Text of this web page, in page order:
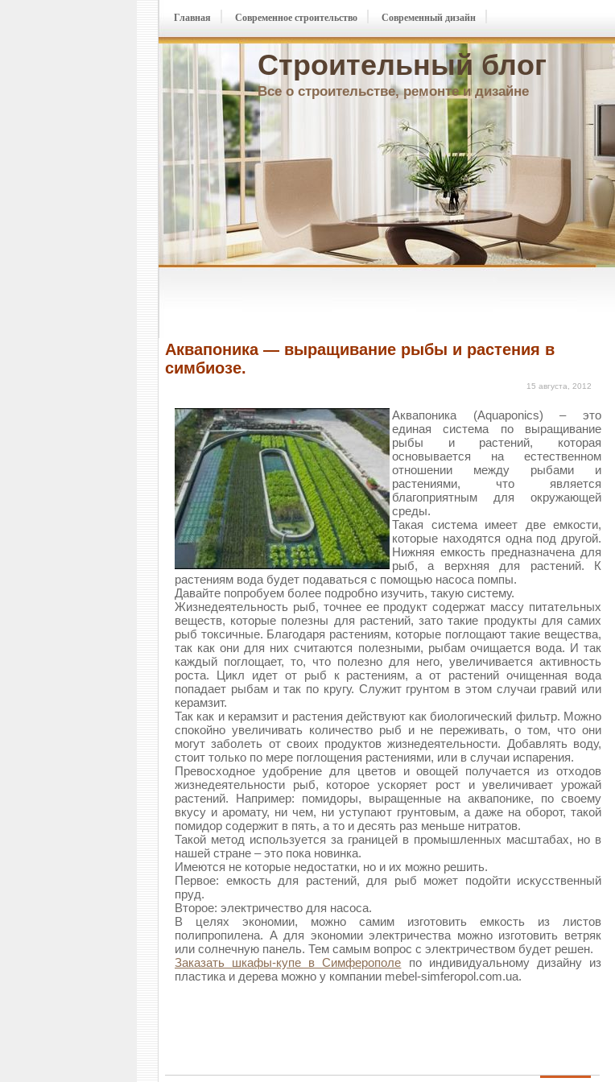
Строительный блог
Все о строительстве, ремонте и дизайне
Главная Современное строительство Современный дизайн
Аквапоника — выращивание рыбы и растения в
симбиозе.
15 августа, 2012
Аквапоника (Aquaponics) – это
единая система по выращивание
рыбы и растений, которая
основывается на естественном
отношении между рыбами и
растениями, что является
благоприятным для окружающей
среды.
Такая система имеет две емкости,
которые находятся одна под другой.
Нижняя емкость предназначена для
рыб, а верхняя для растений. К
растениям вода будет подаваться с помощью насоса помпы.
Давайте попробуем более подробно изучить, такую систему.
Жизнедеятельность рыб, точнее ее продукт содержат массу питательных
веществ, которые полезны для растений, зато такие продукты для самих
рыб токсичные. Благодаря растениям, которые поглощают такие вещества,
так как они для них считаются полезными, рыбам очищается вода. И так
каждый поглощает, то, что полезно для него, увеличивается активность
роста. Цикл идет от рыб к растениям, а от растений очищенная вода
попадает рыбам и так по кругу. Служит грунтом в этом случаи гравий или
керамзит.
Так как и керамзит и растения действуют как биологический фильтр. Можно
спокойно увеличивать количество рыб и не переживать, о том, что они
могут заболеть от своих продуктов жизнедеятельности. Добавлять воду,
стоит только по мере поглощения растениями, или в случаи испарения.
Превосходное удобрение для цветов и овощей получается из отходов
жизнедеятельности рыб, которое ускоряет рост и увеличивает урожай
растений. Например: помидоры, выращенные на аквапонике, по своему
вкусу и аромату, ни чем, ни уступают грунтовым, а даже на оборот, такой
помидор содержит в пять, а то и десять раз меньше нитратов.
Такой метод используется за границей в промышленных масштабах, но в
нашей стране – это пока новинка.
Имеются не которые недостатки, но и их можно решить.
Первое: емкость для растений, для рыб может подойти искусственный
пруд.
Второе: электричество для насоса.
В целях экономии, можно самим изготовить емкость из листов
полипропилена. А для экономии электричества можно изготовить ветряк
или солнечную панель. Тем самым вопрос с электричеством будет решен.
Заказать шкафы-купе в Симферополе по индивидуальному дизайну из
пластика и дерева можно у компании mebel-simferopol.com.ua.